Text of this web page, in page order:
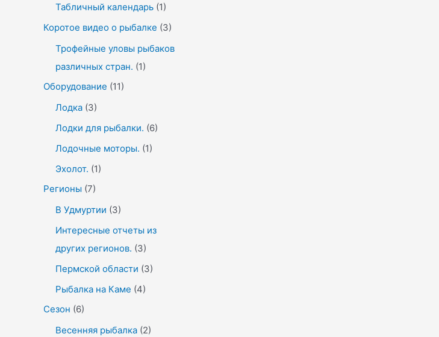
Табличный календарь (1)
Коротое видео о рыбалке (3)
Трофейные уловы рыбаков
различных стран. (1)
Оборудование (11)
Лодка (3)
Лодки для рыбалки. (6)
Лодочные моторы. (1)
Эхолот. (1)
Регионы (7)
В Удмуртии (3)
Интересные отчеты из
других регионов. (3)
Пермской области (3)
Рыбалка на Каме (4)
Сезон (6)
Весенняя рыбалка (2)